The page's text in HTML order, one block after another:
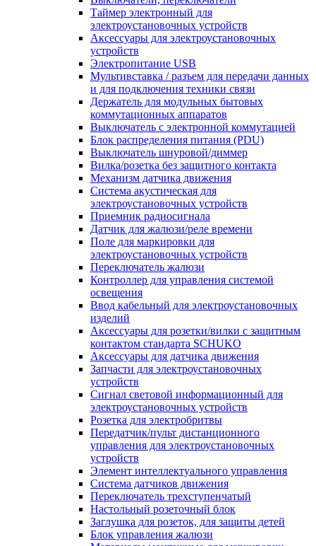
Таймер электронный для
электроустановочных устройств
Аксессуары для электроустановочных
устройств
Электропитание USB
Мультивставка / разъем для передачи данных
и для подключения техники связи
Держатель для модульных бытовых
коммутационных аппаратов
Выключатель с электронной коммутацией
Блок распределения питания (PDU)
Выключатель шнуровой/диммер
Вилка/розетка без защитного контакта
Механизм датчика движения
Система акустическая для
электроустановочных устройств
Приемник радиосигнала
Датчик для жалюзи/реле времени
Поле для маркировки для
электроустановочных устройств
Переключатель жалюзи
Контроллер для управления системой
освещения
Ввод кабельный для электроустановочных
изделий
Аксессуары для розетки/вилки с защитным
контактом стандарта SCHUKO
Аксессуары для датчика движения
Запчасти для электроустановочных
устройств
Сигнал световой информационный для
электроустановочных устройств
Розетка для электробритвы
Передатчик/пульт дистанционного
управления для электроустановочных
устройств
Элемент интеллектуального управления
Система датчиков движения
Переключатель трехступенчатый
Настольный розеточный блок
Заглушка для розеток, для защиты детей
Блок управления жалюзи